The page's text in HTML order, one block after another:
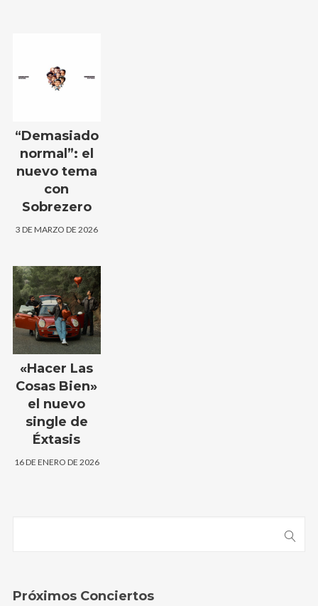
“Demasiado
normal”: el
nuevo tema
con
Sobrezero
3 DE MARZO DE 2026
«Hacer Las
Cosas Bien»
el nuevo
single de
Éxtasis
16 DE ENERO DE 2026
Próximos Conciertos